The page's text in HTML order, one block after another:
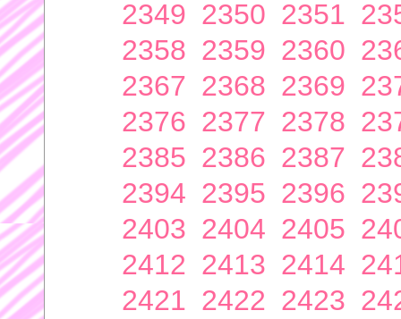
2349 2350 2351
2358 2359 2360
2367 2368 2369
2376 2377 2378
2385 2386 2387
2394 2395 2396
2403 2404 2405
2412 2413 2414
2421 2422 2423